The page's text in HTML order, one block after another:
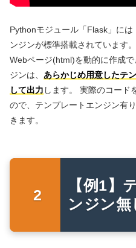
Pythonモジュール「Flask」には
ンジンが標準搭載されています
Webページ(html)を動的に作成
ジンは、 あらかじめ用意したテ
して出力 します。 実際のコード
ので、テンプレートエンジン有
きます。
【例1】
ンジン